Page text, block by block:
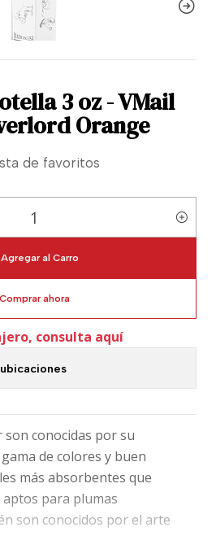
3 oz - VMail
Orange
de favoritos
Agregar al Carro
Comprar ahora
consulta aquí
conocidas por su
de colores y buen
más absorbentes que
para plumas
son conocidos por el arte